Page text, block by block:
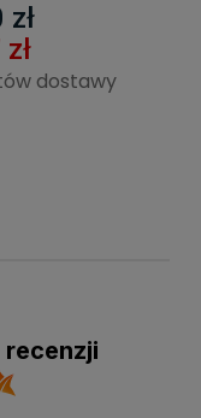
dostawy